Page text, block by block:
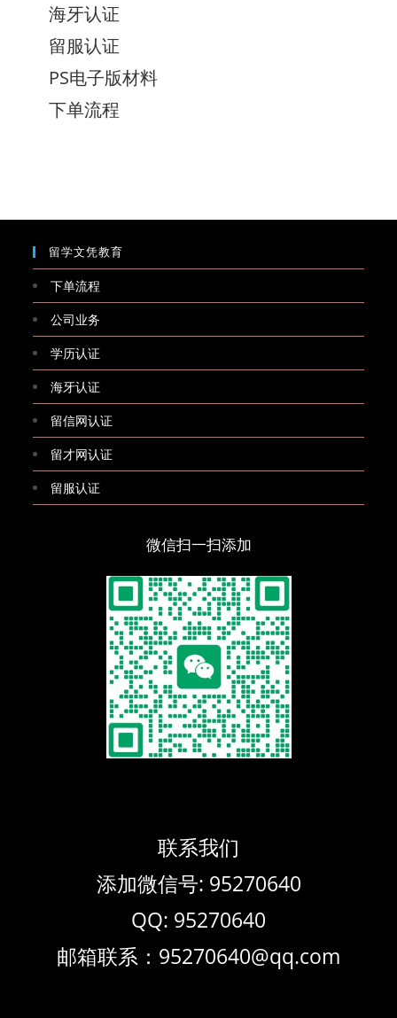
海牙认证
留服认证
PS电子版材料
下单流程
留学文凭教育
下单流程
公司业务
学历认证
海牙认证
留信网认证
留才网认证
留服认证
微信扫一扫添加
联系我们
添加微信号: 95270640
QQ: 95270640
邮箱联系：95270640@qq.com